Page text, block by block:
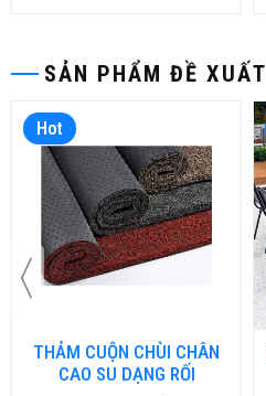
SẢN PHẨM ĐỀ XUẤT
Hot
THẢM CUỘN CHÙI CHÂN
CAO SU DẠNG RỐI